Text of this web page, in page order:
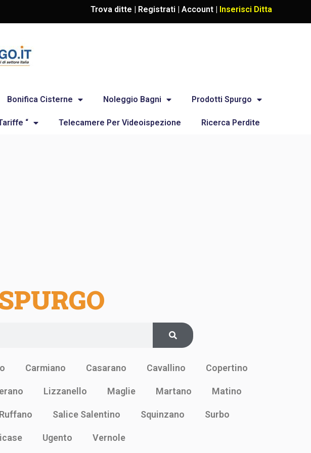
Trova ditte | Registrati | Account | Inserisci Ditta
Bonifica Cisterne Noleggio Bagni Prodotti Spurgo
“ Telecamere Per Videoispezione Ricerca Perdite
Carmiano Casarano Cavallino Copertino
Lizzanello Maglie Martano Matino
Ruffano Salice Salentino Squinzano Surbo
Ugento Vernole